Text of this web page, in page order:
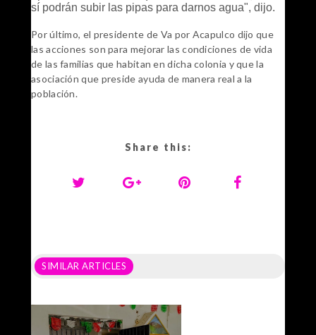
sí podrán subir las pipas para darnos agua", dijo.
Por último, el presidente de Va por Acapulco dijo que
las acciones son para mejorar las condiciones de vida
de las familias que habitan en dicha colonia y que la
asociación que preside ayuda de manera real a la
población.
Share this:
SIMILAR ARTICLES